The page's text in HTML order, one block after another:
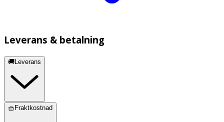
Leverans & betalning
🚚Leverans
🧺Fraktkostnad